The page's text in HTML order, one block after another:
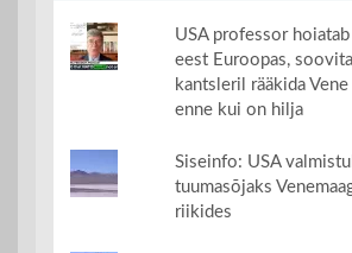
USA professor
eest Euroopas,
kantsleril rääkida
enne kui on hilja
Siseinfo: USA
tuumasõjaks
riikides